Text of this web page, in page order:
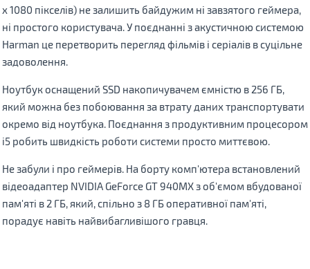
х 1080 пікселів) не залишить байдужим ні завзятого геймера,
ні простого користувача. У поєднанні з акустичною системою
Harman це перетворить перегляд фільмів і серіалів в суцільне
задоволення.
Ноутбук оснащений SSD накопичувачем ємністю в 256 ГБ,
який можна без побоювання за втрату даних транспортувати
окремо від ноутбука. Поєднання з продуктивним процесором
i5 робить швидкість роботи системи просто миттєвою.
Не забули і про геймерів. На борту комп'ютера встановлений
відеоадаптер NVIDIA GeForce GT 940MX з об'ємом вбудованої
пам'яті в 2 ГБ, який, спільно з 8 ГБ оперативної пам'яті,
порадує навіть найвибагливішого гравця.